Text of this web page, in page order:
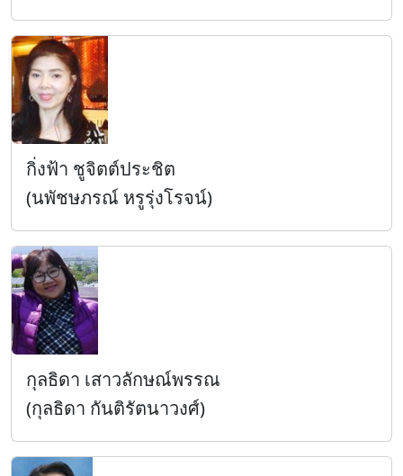
กิ่งฟ้า ชูจิตต์ประชิต
(นพัชษภรณ์ หรูรุ่งโรจน์)
กุลธิดา เสาวลักษณ์พรรณ
(กุลธิดา กันติรัตนาวงศ์)